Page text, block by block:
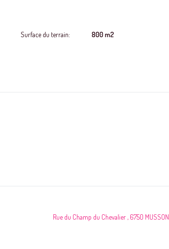
Surface du terrain: 800 m2
Rue du Champ du Chevalier , 6750 MUSSON